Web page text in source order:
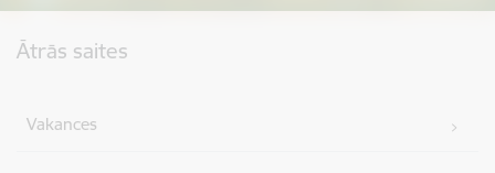
Ātrās saites
Vakances